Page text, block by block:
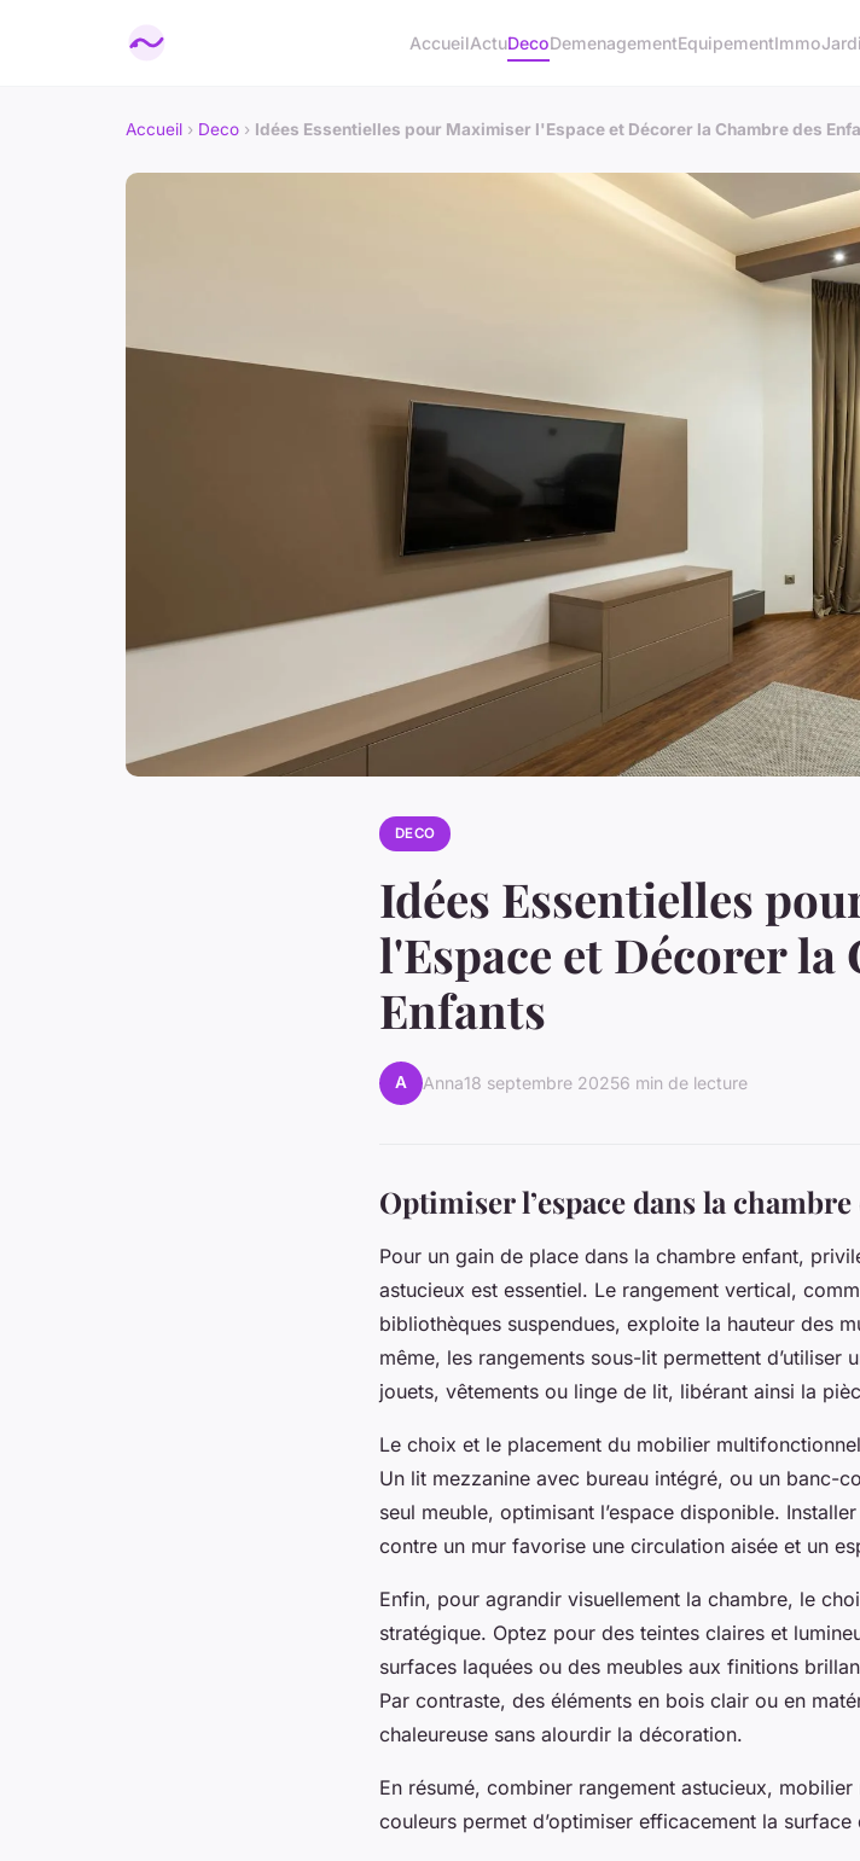
AccueilActuDecoDemenagementEquipementImmo
Accueil › Deco › Idées Essentielles pour Maximiser l'Espace et Décorer la Chambre des
DECO
Idées Essentielles
l'Espace et Décorer la
Enfants
A Anna18 septembre 20256 min de lecture
Optimiser l’espace dans la
Pour un gain de place dans la chambre enfant,
astucieux est essentiel. Le rangement vertical,
bibliothèques suspendues, exploite la hauteur des
même, les rangements sous-lit permettent
jouets, vêtements ou linge de lit, libérant ainsi la
Le choix et le placement du mobilier
Un lit mezzanine avec bureau intégré, ou un banc-
seul meuble, optimisant l’espace disponible.
contre un mur favorise une circulation aisée et un
Enfin, pour agrandir visuellement la chambre, le
stratégique. Optez pour des teintes claires et
surfaces laquées ou des meubles aux finitions
Par contraste, des éléments en bois clair ou en
chaleureuse sans alourdir la décoration.
En résumé, combiner rangement astucieux,
couleurs permet d’optimiser efficacement la